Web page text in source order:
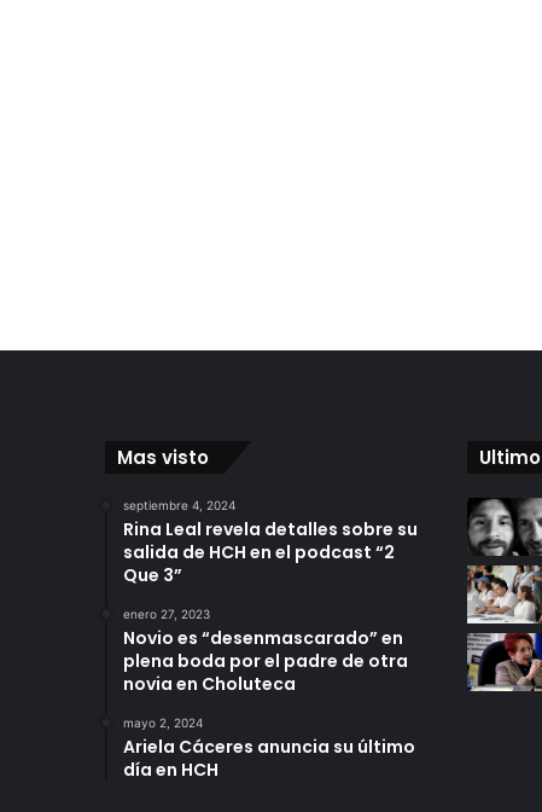
Mas visto
septiembre 4, 2024
Rina Leal revela detalles sobre su
salida de HCH en el podcast “2
Que 3”
enero 27, 2023
Novio es “desenmascarado” en
plena boda por el padre de otra
novia en Choluteca
mayo 2, 2024
Ariela Cáceres anuncia su último
día en HCH
Ultimo